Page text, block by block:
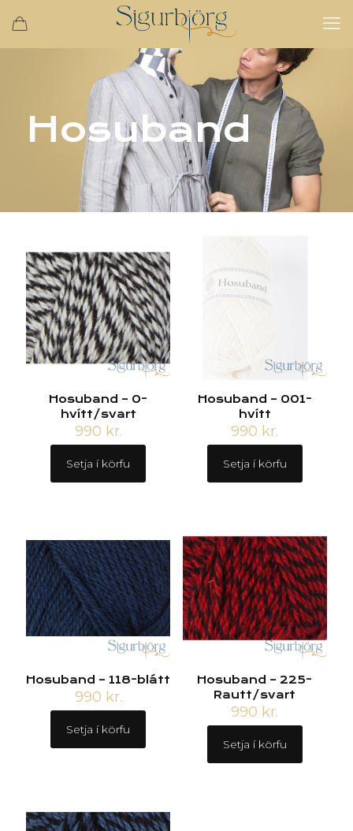
Hosuband
Hosuband – 0-
hvítt/svart
990 kr.
Setja í körfu
Hosuband – 001-
hvítt
990 kr.
Setja í körfu
Hosuband – 118-blátt
990 kr.
Setja í körfu
Hosuband – 225-
Rautt/svart
990 kr.
Setja í körfu